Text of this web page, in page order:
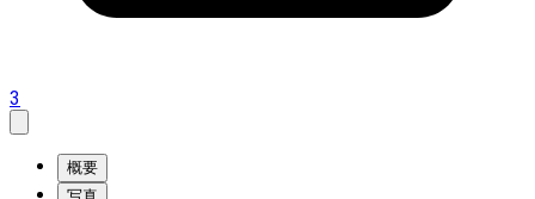
3
概要